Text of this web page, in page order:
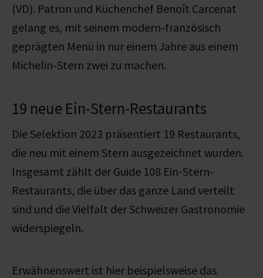
(VD). Patron und Küchenchef Benoît Carcenat
gelang es, mit seinem modern-französisch
geprägten Menü in nur einem Jahre aus einem
Michelin-Stern zwei zu machen.
19 neue Ein-Stern-Restaurants
Die Selektion 2023 präsentiert 19 Restaurants,
die neu mit einem Stern ausgezeichnet wurden.
Insgesamt zählt der Guide 108 Ein-Stern-
Restaurants, die über das ganze Land verteilt
sind und die Vielfalt der Schweizer Gastronomie
widerspiegeln.
Erwähnenswert ist hier beispielsweise das